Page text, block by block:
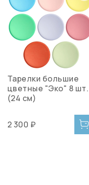
Тарелки большие
цветные "Эко" 8 шт.
(24 см)
2 300 ₽